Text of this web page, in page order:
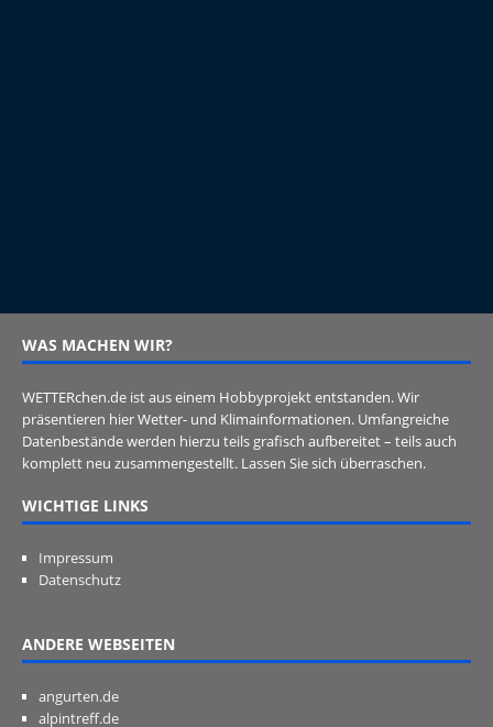
WAS MACHEN WIR?
WETTERchen.de ist aus einem Hobbyprojekt entstanden. Wir
präsentieren hier Wetter- und Klimainformationen. Umfangreiche
Datenbestände werden hierzu teils grafisch aufbereitet – teils auch
komplett neu zusammengestellt. Lassen Sie sich überraschen.
WICHTIGE LINKS
Impressum
Datenschutz
ANDERE WEBSEITEN
angurten.de
alpintreff.de